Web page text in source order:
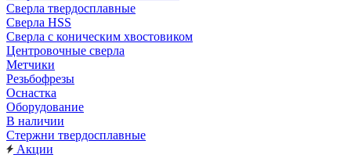
Сверла твердосплавные
Сверла HSS
Сверла с коническим хвостовиком
Центровочные сверла
Метчики
Резьбофрезы
Оснастка
Оборудование
В наличии
Стержни твердосплавные
Акции